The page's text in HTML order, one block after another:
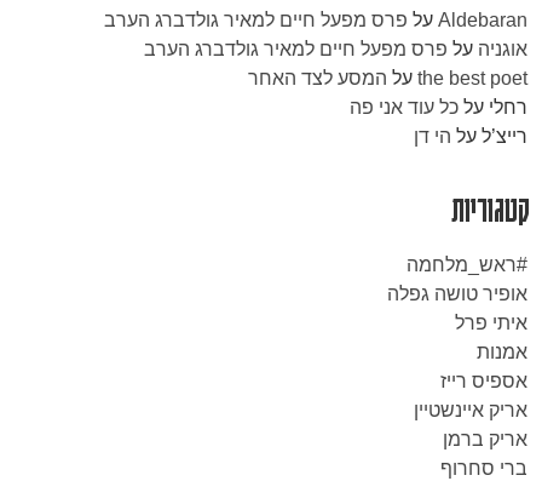
Aldebaran על פרס מפעל חיים למאיר גולדברג הערב
אוגניה על פרס מפעל חיים למאיר גולדברג הערב
the best poet על המסע לצד האחר
רחלי על כל עוד אני פה
רייצ’ל על הי דן
קטגוריות
#ראש_מלחמה
אופיר טושה גפלה
איתי פרל
אמנות
אספיס רייז
אריק איינשטיין
אריק ברמן
ברי סחרוף